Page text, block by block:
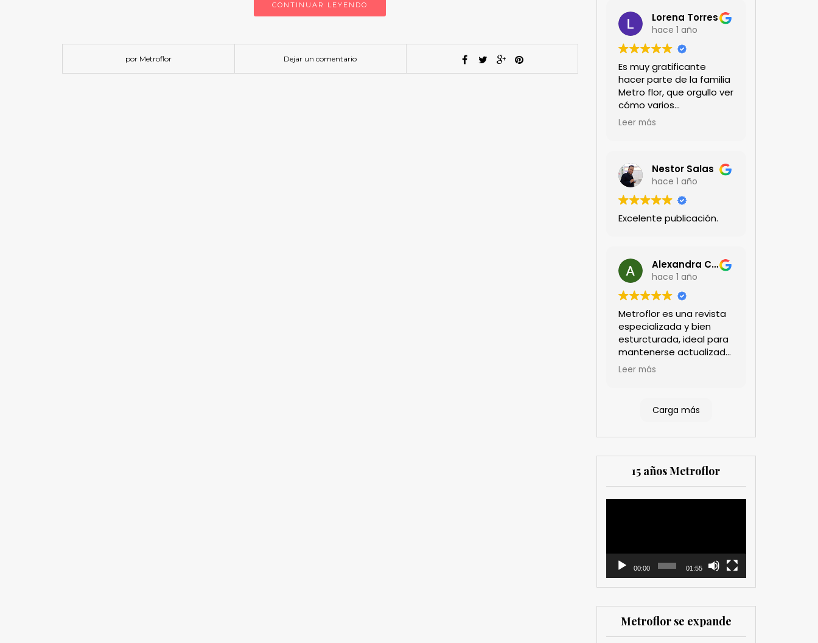
CONTINUAR LEYENDO
por Metroflor Dejar un comentario
Lorena Torres
hace 1 año
Es muy gratificante
hacer parte de la familia
Metro flor, que orgullo ver
cómo varios
profesionales hombres y
técnicas. Gracias por
mantenernos al día.mil
GRACIAS
Leer más
Nestor Salas
hace 1 año
Excelente publicación.
Alexandra Castillo
hace 1 año
Metroflor es una revista
especializada y bien
esturcturada, ideal para
mantenerse actualizado
en el sector floricultor.
estratégica, las
sector así como los
cubrimientos de los
eventos sociales de las
compañías. Es una
que trabajan en el sector
Leer más
Carga más
15 años Metroflor
00:00 01:55
Metroflor se expande